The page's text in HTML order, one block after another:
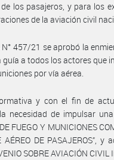
los pasajeros, y para los
de la aviación civil
457/21 se aprobó la
a todos los actores que
por vía aérea.
y con el fin de
necesidad de impulsar
FUEGO Y MUNICIONES
AÉREO DE PASAJEROS”,
SOBRE AVIACIÓN CIVIL